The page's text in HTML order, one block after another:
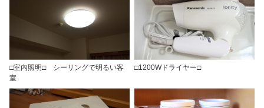
□室内照明□ シーリングで明るい客
室
□1200Wドライヤー□